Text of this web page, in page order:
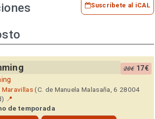
Suscríbete al iCAL
20€17€
Maravillas(C. de Manuela Malasaña, 6 28004
📍
de temporada